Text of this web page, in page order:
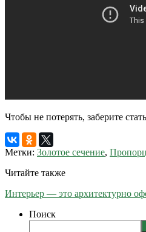
Чтобы не потерять, заберите
Метки: Золотое сечение,
Читайте также
Интерьер — это архитектурно
Поиск